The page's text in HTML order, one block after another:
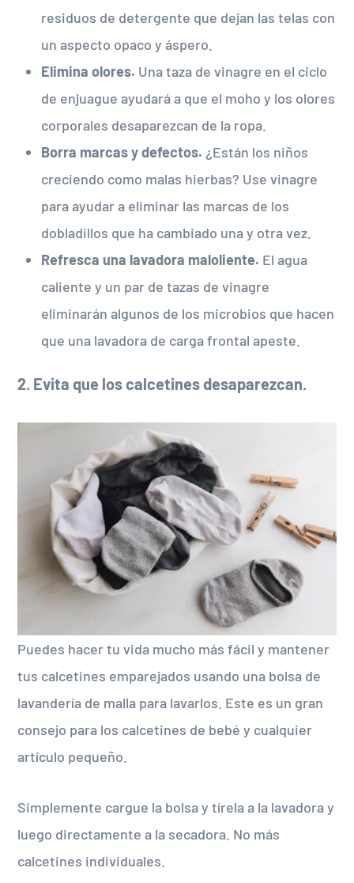
residuos de detergente que dejan las telas con
un aspecto opaco y áspero.
Elimina olores. Una taza de vinagre en el ciclo
de enjuague ayudará a que el moho y los olores
corporales desaparezcan de la ropa.
Borra marcas y defectos. ¿Están los niños
creciendo como malas hierbas? Use vinagre
para ayudar a eliminar las marcas de los
dobladillos que ha cambiado una y otra vez.
Refresca una lavadora maloliente. El agua
caliente y un par de tazas de vinagre
eliminarán algunos de los microbios que hacen
que una lavadora de carga frontal apeste.
2. Evita que los calcetines desaparezcan.
Puedes hacer tu vida mucho más fácil y mantener
tus calcetines emparejados usando una bolsa de
lavandería de malla para lavarlos. Este es un gran
consejo para los calcetines de bebé y cualquier
artículo pequeño.
Simplemente cargue la bolsa y tírela a la lavadora y
luego directamente a la secadora. No más
calcetines individuales.